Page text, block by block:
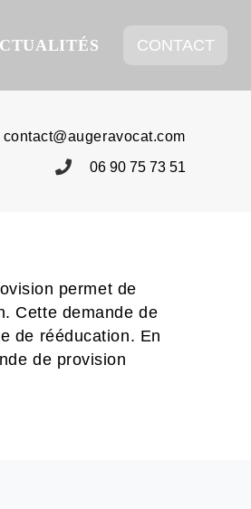
CONTACT
contact@augeravocat.com
06 90 75 73 51
permet de
Cette demande de
de rééducation. En
de provision